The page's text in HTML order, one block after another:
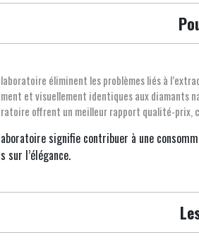
éliminent les problèmes liés à
et visuellement identiques aux diamants
offrent un meilleur rapport qualité-prix,
signifie contribuer à une
sur l’élégance.